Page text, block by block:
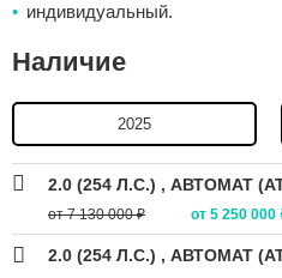
индивидуальный.
Наличие
2025
2.0 (254 Л.С.) , АВТОМАТ
от 7 130 000 ₽ от 5 250 000
2.0 (254 Л.С.) , АВТОМАТ